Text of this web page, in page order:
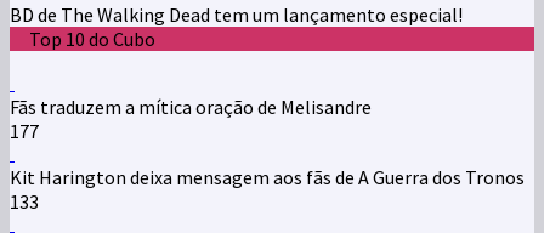
BD de The Walking Dead tem um lançamento especial!
Top 10 do Cubo
Fãs traduzem a mítica oração de Melisandre
177
Kit Harington deixa mensagem aos fãs de A Guerra dos Tronos
133